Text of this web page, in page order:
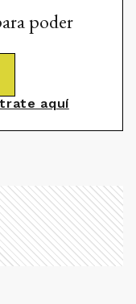
poder
aquí